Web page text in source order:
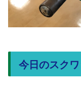
今日のスクワ